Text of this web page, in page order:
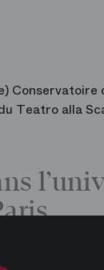
Conservatoire
Teatro alla